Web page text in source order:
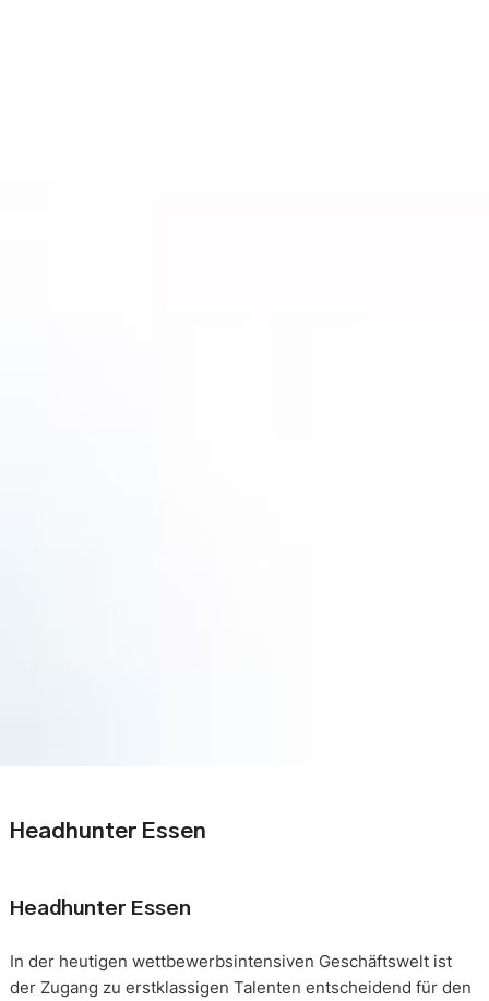
Headhunter Essen
Headhunter Essen
In der heutigen wettbewerbsintensiven Geschäftswelt ist
der Zugang zu erstklassigen Talenten entscheidend für den